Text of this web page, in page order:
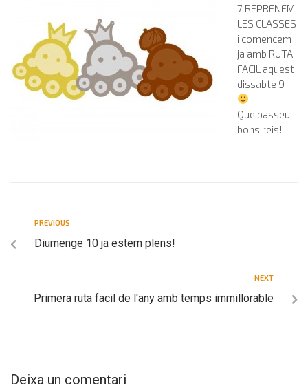
7 REPRENEM
LES CLASSES
i comencem
ja amb RUTA
FACIL aquest
dissabte 9
Que passeu
bons reis!
PREVIOUS
Diumenge 10 ja estem plens!
NEXT
Primera ruta facil de l'any amb temps immillorable
Deixa un comentari